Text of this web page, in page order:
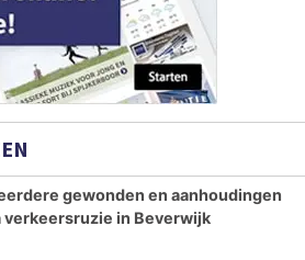
gewonden en aanhoudingen
verkeersruzie in Beverwijk